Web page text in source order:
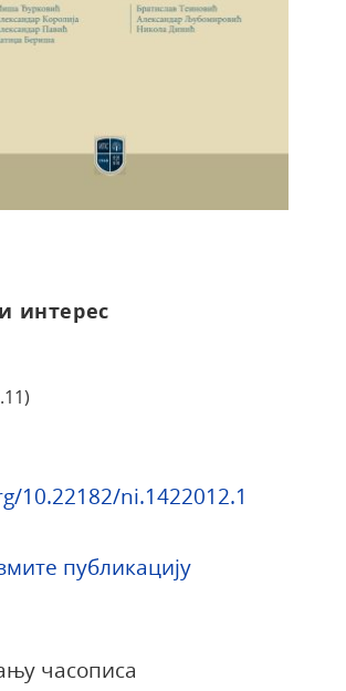
интерес
10.22182/ni.1422012.1
публикацију
часописа